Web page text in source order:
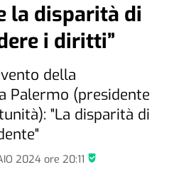
2024ore 20:11
la disparità di
i diritti”
della
Palermo (presidente
"La disparità di